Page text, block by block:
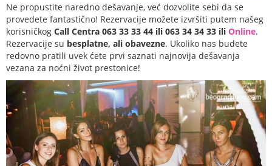
Ne propustite naredno dešavanje, već dozvolite sebi da se
provedete fantastično! Rezervacije možete izvršiti putem našeg
korisničkog Call Centra 063 33 33 44 ili 063 34 34 33 ili Online.
Rezervacije su besplatne, ali obavezne. Ukoliko nas budete
redovno pratili uvek ćete prvi saznati najnovija dešavanja
vezana za noćni život prestonice!